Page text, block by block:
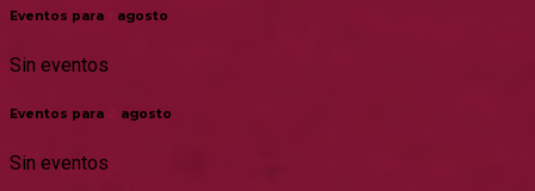
Eventos para agosto
Sin eventos
Eventos para agosto
Sin eventos